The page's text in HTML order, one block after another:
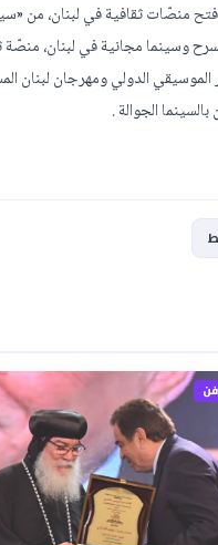
منصّات ثقافية في لبنان، من
وسينما مجانية في لبنان،
الدولي ومهرجان لبنان
الجوالة .